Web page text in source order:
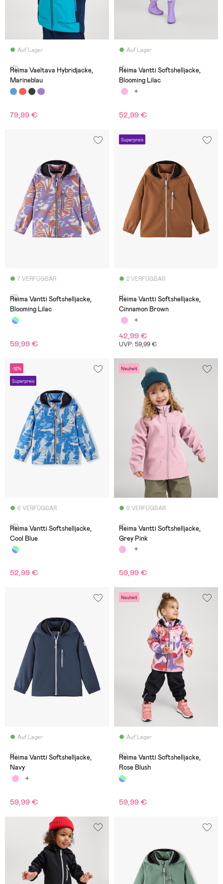
Auf Lager
(0)
Reima Vaeltava Hybridjacke,
Marineblau
79,99 €
Auf Lager
(1)
Reima Vantti Softshelljacke,
Blooming Lilac
52,99 €
7 VERFÜGBAR
(0)
Reima Vantti Softshelljacke,
Blooming Lilac
59,99 €
Superpreis
2 VERFÜGBAR
(1)
Reima Vantti Softshelljacke,
Cinnamon Brown
42,99 €
UVP: 59,99 €
-12%
Superpreis
6 VERFÜGBAR
(0)
Reima Vantti Softshelljacke,
Cool Blue
52,99 €
Neuheit
9 VERFÜGBAR
(1)
Reima Vantti Softshelljacke,
Grey Pink
59,99 €
Auf Lager
(1)
Reima Vantti Softshelljacke,
Navy
59,99 €
Neuheit
Auf Lager
(0)
Reima Vantti Softshelljacke,
Rose Blush
59,99 €